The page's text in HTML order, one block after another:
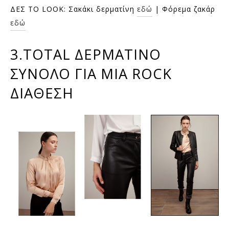
ΔΕΣ ΤΟ LOOK: Σακάκι δερματίνη εδώ | Φόρεμα ζακάρ
εδώ
3.TOTAL ΔΕΡΜΑΤΙΝΟ
ΣΥΝΟΛΟ ΓΙΑ ΜΙΑ ROCK
ΔΙΑΘΕΣΗ